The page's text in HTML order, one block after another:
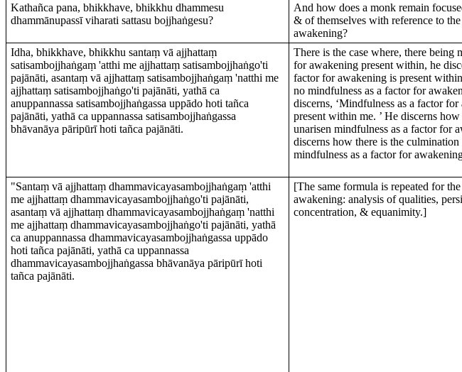
Kathañca pana, bhikkhave, bhikkhu dhammesu
dhammānupassī viharati sattasu bojjhaṅgesu?
And how does a monk remain
& of themselves with reference to
awakening?
Idha, bhikkhave, bhikkhu santaṃ vā ajjhattaṃ
satisambojjhaṅgaṃ 'atthi me ajjhattaṃ satisambojjhaṅgo'ti
pajānāti, asantaṃ vā ajjhattaṃ satisambojjhaṅgaṃ 'natthi me
ajjhattaṃ satisambojjhaṅgo'ti pajānāti, yathā ca
anuppannassa satisambojjhaṅgassa uppādo hoti tañca
pajānāti, yathā ca uppannassa satisambojjhaṅgassa
bhāvanāya pāripūrī hoti tañca pajānāti.
There is the case where, there being
for awakening present within, he
factor for awakening is present
no mindfulness as a factor for
discerns, ‘Mindfulness as a factor
present within me. ’ He discerns
unarisen mindfulness as a factor for
discerns how there is the
mindfulness as a factor for
"Santaṃ vā ajjhattaṃ dhammavicayasambojjhaṅgaṃ 'atthi
me ajjhattaṃ dhammavicayasambojjhaṅgo'ti pajānāti,
asantaṃ vā ajjhattaṃ dhammavicayasambojjhaṅgaṃ 'natthi
me ajjhattaṃ dhammavicayasambojjhaṅgo'ti pajānāti, yathā
ca anuppannassa dhammavicayasambojjhaṅgassa uppādo
hoti tañca pajānāti, yathā ca uppannassa
dhammavicayasambojjhaṅgassa bhāvanāya pāripūrī hoti
tañca pajānāti.
[The same formula is repeated for
awakening: analysis of qualities,
concentration, & equanimity.]